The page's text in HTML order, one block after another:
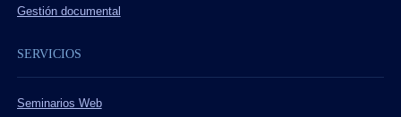
Gestión documental
SERVICIOS
Seminarios Web